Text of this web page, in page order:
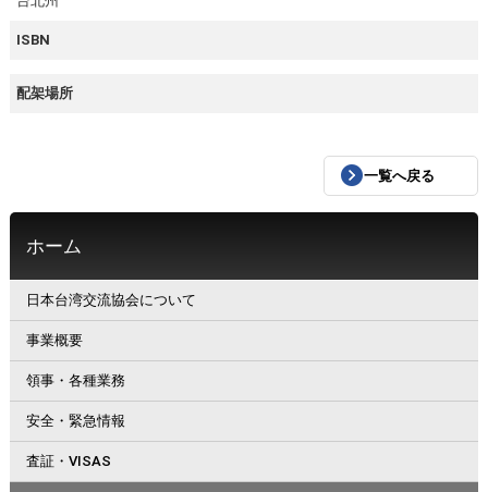
ISBN
配架場所
一覧へ戻る
ホーム
日本台湾交流協会について
事業概要
領事・各種業務
安全・緊急情報
査証・VISAS